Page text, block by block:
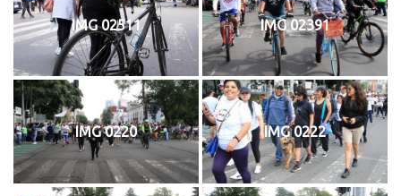
IMG 02511 IMG 02391
IMG 0220 IMG 0222